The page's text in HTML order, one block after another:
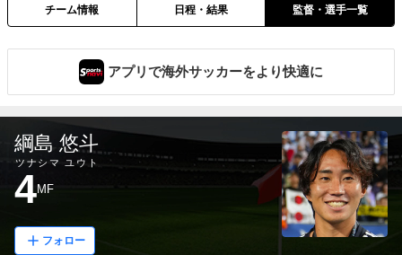
チーム情報 日程・結果 監督・選手一覧
アプリで海外サッカーをより快適に
綱島 悠斗
ツナシマ ユウト
4MF
フォロー